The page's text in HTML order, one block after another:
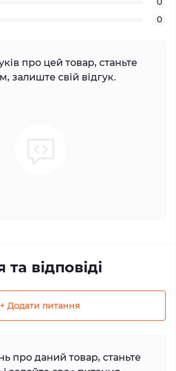
0
про цей товар, станьте
залиште свій відгук.
відповіді
+ Додати питання
про даний товар, станьте